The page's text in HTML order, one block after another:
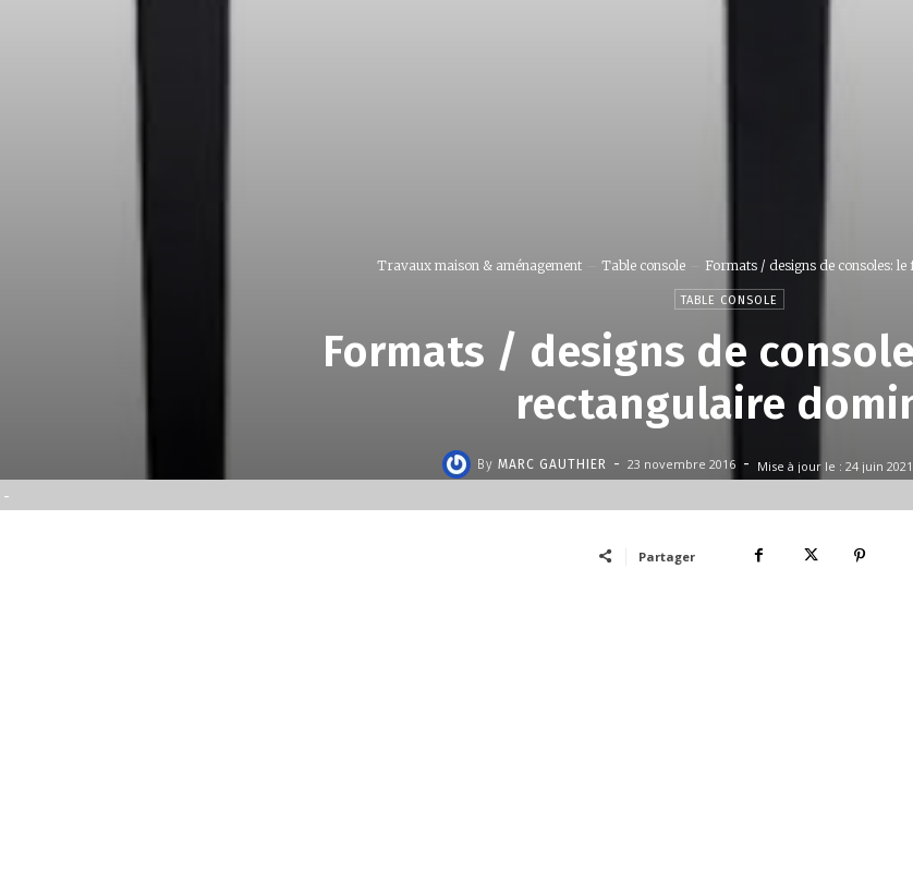
-
Travaux maison & aménagement Table console Formats / designs de consoles:
TABLE CONSOLE
Formats / designs de
rectangulaire
By MARC GAUTHIER - 23 novembre 2016 - Mise à jour le : 24 juin 2021
Partager